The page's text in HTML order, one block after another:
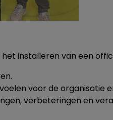
installeren van een
voor de organisatie
verbeteringen en